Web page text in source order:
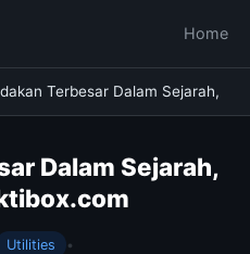
Home
Terbesar Dalam Sejarah,
Dalam Sejarah,
Utilities
•